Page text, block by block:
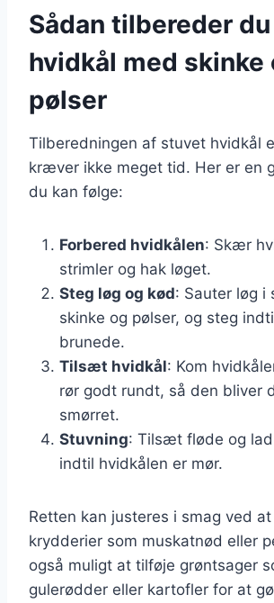
Sådan tilbereder
hvidkål med skinke
pølser
Tilberedningen af stuvet hvidkål
kræver ikke meget tid. Her er en
du kan følge:
Forbered hvidkålen: Skær
strimler og hak løget.
Steg løg og kød: Sauter løg
skinke og pølser, og steg
brunede.
Tilsæt hvidkål: Kom
rør godt rundt, så den bliver
smørret.
Stuvning: Tilsæt fløde og
indtil hvidkålen er mør.
Retten kan justeres i smag ved
krydderier som muskatnød eller
også muligt at tilføje grøntsager
gulerødder eller kartofler for at